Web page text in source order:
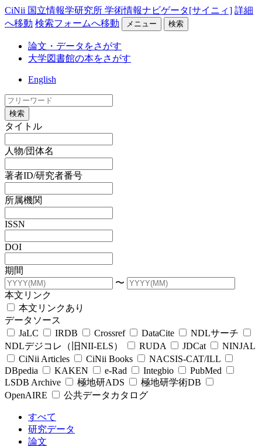
CiNii 国立情報学研究所 学術情報ナビゲータ[サイニィ] 詳細
へ移動 検索フォームへ移動 メニュー 検索
論文・データをさがす
大学図書館の本をさがす
English
検索
タイトル
人物/団体名
著者ID/研究者番号
所属機関
ISSN
DOI
期間
〜
本文リンク
本文リンクあり
データソース
JaLC
IRDB Crossref DataCite
NDLサーチ
NDLデジコレ（旧NII-ELS）
RUDA JDCat
NINJAL
CiNii Articles
CiNii Books
NACSIS-CAT/ILL
DBpedia
KAKEN e-Rad Integbio
PubMed
LSDB Archive
極地研ADS
極地研学術DB
OpenAIRE
公共データカタログ
すべて
研究データ
論文